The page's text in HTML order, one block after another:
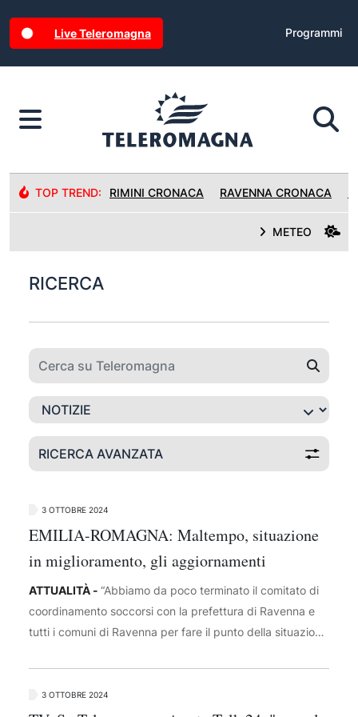
Live Teleromagna Programmi
TOP TREND: RIMINI CRONACA RAVENNA CRONACA
METEO
RICERCA
RICERCA AVANZATA
3 OTTOBRE 2024
EMILIA-ROMAGNA: Maltempo, situazione
in miglioramento, gli aggiornamenti
ATTUALITÀ - “Abbiamo da poco terminato il comitato di
coordinamento soccorsi con la prefettura di Ravenna e
tutti i comuni di Ravenna per fare il punto della situazione
hanno riconsegnato una situazione migliorativa rispetto ai
modelli previsionali per cui siamo sostanzialmente tra un
3 OTTOBRE 2024